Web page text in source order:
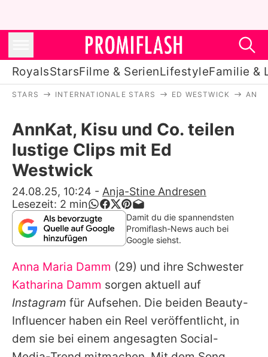
RoyalsStarsFilme & SerienLifestyleFamilie &
Stars
Filme & Serien
Lifestyle
Familie & Liebe
Promiflash Exklusiv
Alle Themen auf Promiflash
Jobs
App runterladen
Team
STARS INTERNATIONALE STARS ED WESTWICK
AnnKat, Kisu und Co. teilen
lustige Clips mit Ed
Westwick
24.08.25, 10:24 - Anja-Stine Andresen
Lesezeit: 2 min
Damit du die spannendsten
Promiflash-News auch bei
Google siehst.
Anna Maria Damm (29) und ihre Schwester
Katharina Damm sorgen aktuell auf
Instagram für Aufsehen. Die beiden Beauty-
Influencer haben ein Reel veröffentlicht, in
dem sie bei einem angesagten Social-